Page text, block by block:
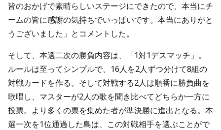
皆のおかげで素晴らしいステージにできたので、本当にチ
ームの皆に感謝の気持ちでいっぱいです。本当にありがと
うございました」とコメントした。
そして、本選二次の勝負内容は、「1対1デスマッチ」。
ルールは至ってシンプルで、16人を2人ずつ分けて8組の
対戦カードを作る。そして対戦する2人は順番に勝負曲を
歌唱し、マスターが2人の歌を聞き比べてどちらか一方に
投票。より多くの票を集めた者が準決勝に進出となる。本
選一次を1位通過した島は、この対戦相手を選ぶことがで